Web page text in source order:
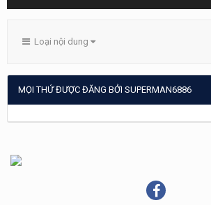
Loại nội dung
MỌI THỨ ĐƯỢC ĐĂNG BỞI SUPERMAN6886